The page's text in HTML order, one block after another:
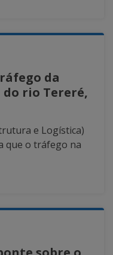
da
do rio Tereré,
e Logística)
que o tráfego na